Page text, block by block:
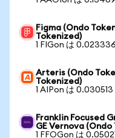
Figma (Ondo
Tokenized)
1 FIGon は
Arteris (Ondo
Tokenized)
1 AIPon は 0.030513
Franklin Focused
GE Vernova
1 FFOGon は